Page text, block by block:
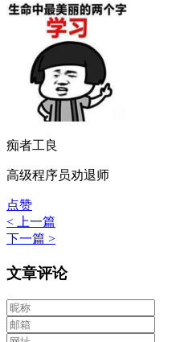
痴者工良
高级程序员劝退师
点赞
< 上一篇
下一篇 >
文章评论